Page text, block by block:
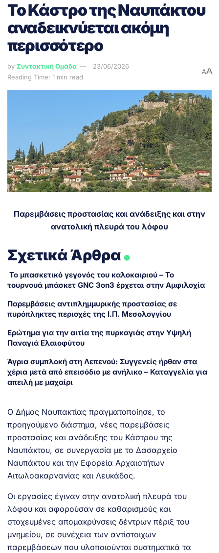
Το Κάστρο της Ναυπάκτου
αναδεικνύεται ακόμη
περισσότερο
by Συντακτική Ομάδα
23/06/2026
Reading Time: 1 min read
AA
Παρεμβάσεις προστασίας και ανάδειξης και στην
ανατολική πλευρά του λόφου
Σχετικά Άρθρα.
Το μπασκετικό γεγονός του καλοκαιριού – Το
τουρνουά μπάσκετ GNC 3on3 έρχεται στην Αμφιλοχία
Παρεμβάσεις αντιπλημμυρικής προστασίας σε
πυρόπληκτες περιοχές της Ι.Π. Μεσολογγίου
Ερώτημα για την αιτία της πυρκαγιάς στην Υψηλή
Παναγιά Ελαιοφύτου
Άγρια συμπλοκή στη Λεπενού: Συγγενείς ήρθαν στα
χέρια μετά από επεισόδιο με ανήλικο – Καταγγελία για
απειλή με μαχαίρι
Ο Δήμος Ναυπακτίας πραγματοποίησε, το
προηγούμενο διάστημα, νέες παρεμβάσεις
προστασίας και ανάδειξης του Κάστρου της
Ναυπάκτου, σε συνεργασία με το Δασαρχείο
Ναυπάκτου και την Εφορεία Αρχαιοτήτων
Αιτωλοακαρνανίας και Λευκάδος.
Οι εργασίες έγιναν στην ανατολική πλευρά του
λόφου και αφορούσαν σε καθαρισμούς και
στοχευμένες απομακρύνσεις δέντρων πέριξ του
μνημείου, σε συνέχεια των αντίστοιχων
παρεμβάσεων που υλοποιούνται συστηματικά τα